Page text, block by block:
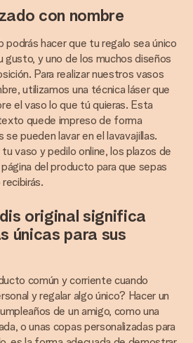
con nombre
hacer que tu regalo sea único
y uno de los muchos diseños
Para realizar nuestros vasos
utilizamos una técnica láser que
el vaso lo que tú quieras. Esta
quede impreso de forma
pueden lavar en el lavavajillas.
vaso y pedilo online, los plazos de
del producto para que sepas
original significa
únicas para sus
común y corriente cuando
y regalar algo único? Hacer un
de un amigo, como una
o unas copas personalizadas para